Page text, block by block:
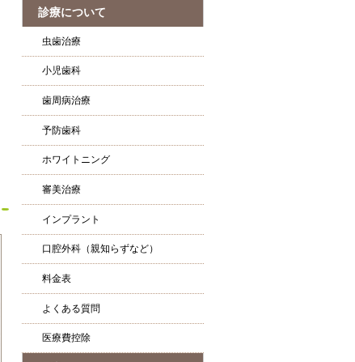
診療について
虫歯治療
小児歯科
歯周病治療
予防歯科
ホワイトニング
審美治療
インプラント
口腔外科（親知らずなど）
料金表
よくある質問
医療費控除